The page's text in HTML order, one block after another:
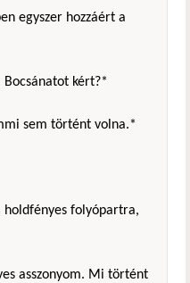
egyszer hozzáért a
Bocsánatot kért?*
sem történt volna.*
holdfényes folyópartra,
asszonyom. Mi történt